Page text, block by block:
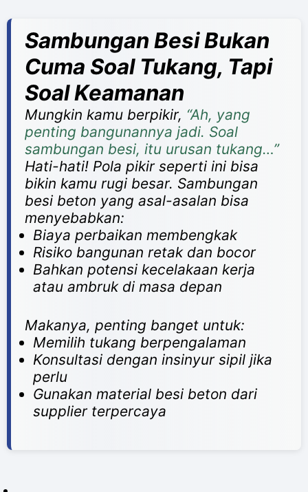
Sambungan Besi Bukan
Cuma Soal Tukang, Tapi
Soal Keamanan
Mungkin kamu berpikir, “Ah, yang
penting bangunannya jadi. Soal
sambungan besi, itu urusan tukang…”
Hati-hati! Pola pikir seperti ini bisa
bikin kamu rugi besar. Sambungan
besi beton yang asal-asalan bisa
menyebabkan:
Biaya perbaikan membengkak
Risiko bangunan retak dan bocor
Bahkan potensi kecelakaan kerja
atau ambruk di masa depan
Makanya, penting banget untuk:
Memilih tukang berpengalaman
Konsultasi dengan insinyur sipil jika
perlu
Gunakan material besi beton dari
supplier terpercaya